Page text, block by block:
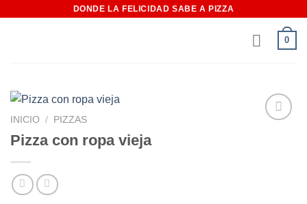
DONDE LA FELICIDAD SABE A PIZZA
0
INICIO / PIZZAS
Pizza con ropa vieja